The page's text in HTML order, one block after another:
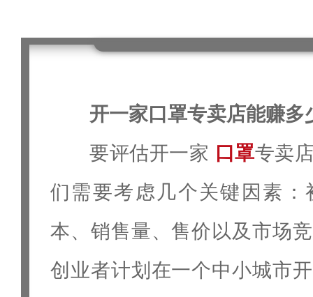
开一家口罩专卖店能赚多
要评估开一家 口罩专卖
们需要考虑几个关键因素：
本、销售量、售价以及市场
创业者计划在一个中小城市